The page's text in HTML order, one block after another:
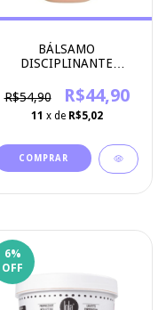
BÁLSAMO
DISCIPLINANTE
COSMETICOS
R$54,90 R$44,90
11 x de R$5,02
6%
OFF